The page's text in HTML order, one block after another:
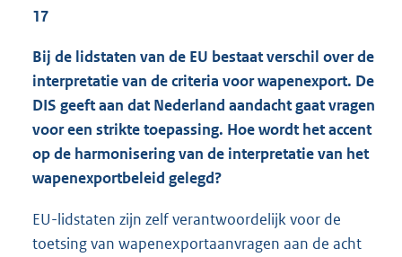
17
Bij de lidstaten van de EU bestaat verschil over de
interpretatie van de criteria voor wapenexport. De
DIS geeft aan dat Nederland aandacht gaat vragen
voor een strikte toepassing. Hoe wordt het accent
op de harmonisering van de interpretatie van het
wapenexportbeleid gelegd?
EU-lidstaten zijn zelf verantwoordelijk voor de
toetsing van wapenexportaanvragen aan de acht